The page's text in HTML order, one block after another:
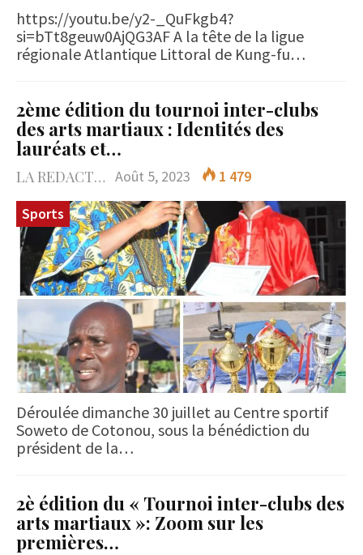
https://youtu.be/y2-_QuFkgb4?
si=bTt8geuw0AjQG3AF A la tête de la ligue
régionale Atlantique Littoral de Kung-fu…
2ème édition du tournoi inter-clubs
des arts martiaux : Identités des
lauréats et…
LA REDACTION Août 5, 2023
1 479
Sports
Déroulée dimanche 30 juillet au Centre sportif
Soweto de Cotonou, sous la bénédiction du
président de la…
2è édition du « Tournoi inter-clubs des
arts martiaux »: Zoom sur les
premières…